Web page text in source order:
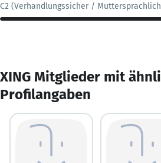
C2 (Verhandlungssicher /
XING Mitglieder mit
Profilangaben